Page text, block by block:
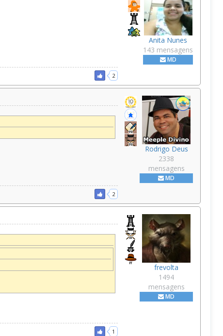
Anita Nunes
143 mensagens
MD
2
Rodrigo Deus
2338
mensagens
MD
2
frevolta
1494
mensagens
MD
1